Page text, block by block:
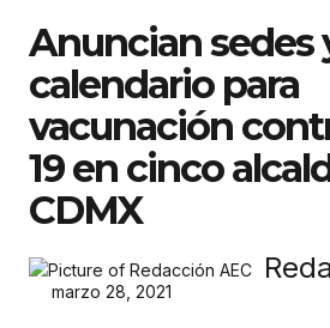
Anuncian sedes
calendario para
vacunación
19 en cinco
CDMX
marzo 28, 2021